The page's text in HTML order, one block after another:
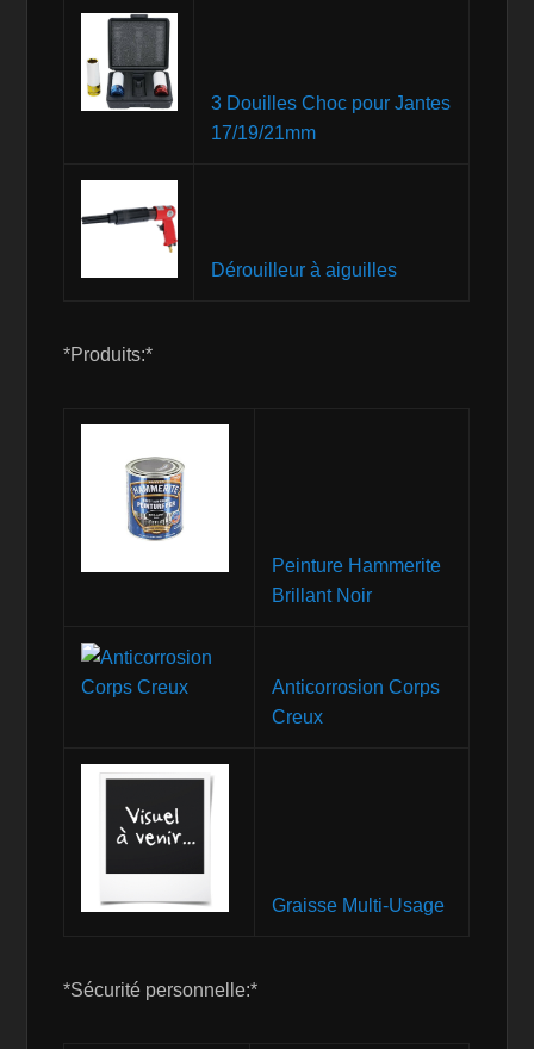
3 Douilles Choc pour Jantes
17/19/21mm
Dérouilleur à aiguilles
*Produits:*
Peinture Hammerite
Brillant Noir
Anticorrosion Corps
Creux
Graisse Multi-Usage
*Sécurité personnelle:*